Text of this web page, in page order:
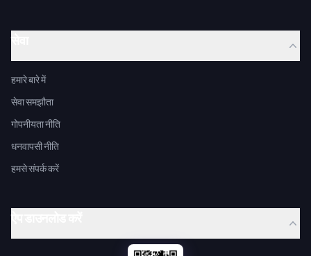
हमारे बारे में
सेवा समझौता
गोपनीयता नीति
धनवापसी नीति
हमसे संपर्क करें